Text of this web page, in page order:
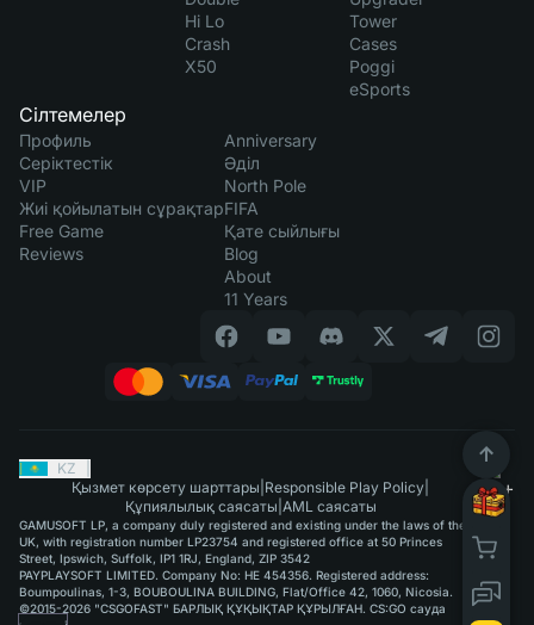
Hi Lo
Crash
X50
Tower
Cases
Poggi
eSports
Сілтемелер
Профиль
Серіктестік
VIP
Жиі қойылатын сұрақтар
Free Game
Reviews
Anniversary
Әділ
North Pole
FIFA
Қате сыйлығы
Blog
About
11 Years
KZ
Қызмет көрсету шарттары Responsible Play Policy
Құпиялылық саясаты AML саясаты
GAMUSOFT LP, a company duly registered and existing under the laws of the
UK, with registration number LP23754 and registered office at 50 Princes
Street, Ipswich, Suffolk, IP1 1RJ, England, ZIP 3542
PAYPLAYSOFT LIMITED. Company No: HE 454356. Registered address:
Boumpoulinas, 1-3, BOUBOULINA BUILDING, Flat/Office 42, 1060, Nicosia.
©2015-2026 "CSGOFAST" БАРЛЫҚ ҚҰҚЫҚТАР ҚҰРЫЛҒАН. CS:GO сауда